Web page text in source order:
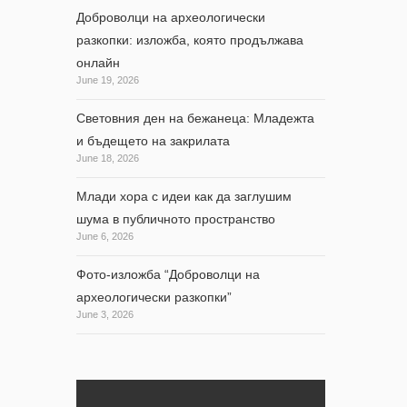
Доброволци на археологически
разкопки: изложба, която продължава
онлайн
June 19, 2026
Световния ден на бежанеца: Младежта
и бъдещето на закрилата
June 18, 2026
Млади хора с идеи как да заглушим
шума в публичното пространство
June 6, 2026
Фото-изложба “Доброволци на
археологически разкопки”
June 3, 2026